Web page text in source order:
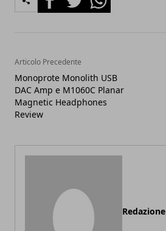
Articolo Precedente
Monoprote Monolith USB
DAC Amp e M1060C Planar
Magnetic Headphones
Review
Redazione